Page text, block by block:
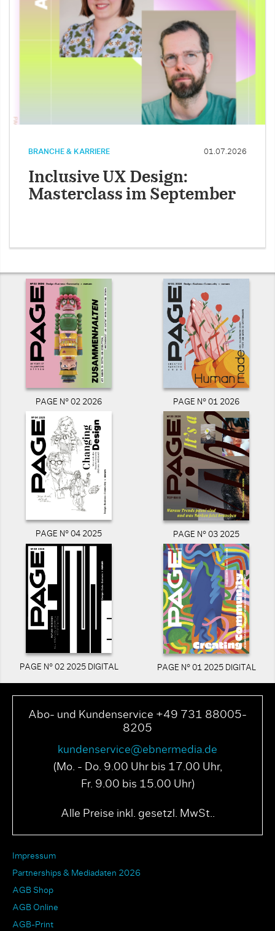
BRANCHE & KARRIERE 01.07.2026
Inclusive UX Design:
Masterclass im September
PAGE N° 02 2026 PAGE N° 01 2026
PAGE N° 04 2025 PAGE N° 03 2025
PAGE N° 02 2025 DIGITAL PAGE N° 01 2025 DIGITAL
Abo- und Kundenservice +49 731 88005-
8205
kundenservice@ebnermedia.de
(Mo. - Do. 9.00 Uhr bis 17.00 Uhr,
Fr. 9.00 bis 15.00 Uhr)
Alle Preise inkl. gesetzl. MwSt..
Impressum
Partnerships & Mediadaten 2026
AGB Shop
AGB Online
AGB-Print